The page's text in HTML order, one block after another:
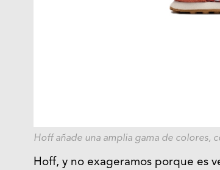
Hoffañade una amplia gama de colores,
Hoff, y no exageramos porque es